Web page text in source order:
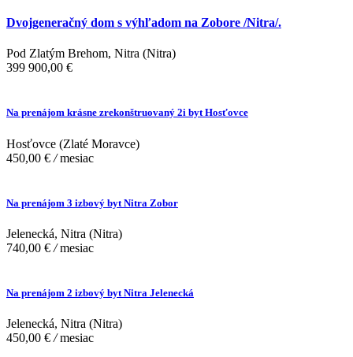
Dvojgeneračný dom s výhľadom na Zobore /Nitra/.
Pod Zlatým Brehom, Nitra (Nitra)
399 900,00 €
Na prenájom krásne zrekonštruovaný 2i byt Hosťovce
Hosťovce (Zlaté Moravce)
450,00 € /mesiac
Na prenájom 3 izbový byt Nitra Zobor
Jelenecká, Nitra (Nitra)
740,00 € /mesiac
Na prenájom 2 izbový byt Nitra Jelenecká
Jelenecká, Nitra (Nitra)
450,00 € /mesiac